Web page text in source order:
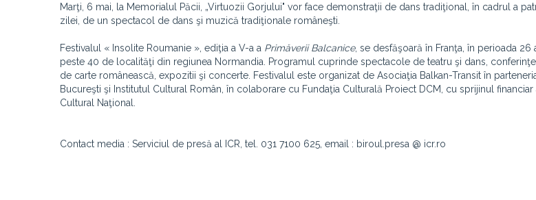
Marţi, 6 mai, la Memorialul Păcii, „Virtuozii Gorjului" vor face demonstraţii de dans tradiţional, în cadrul a
zilei, de un spectacol de dans şi muzică tradiţionale româneşti.
Festivalul « Insolite Roumanie », ediţia a V-a a Primăverii Balcanice, se desfăşoară în Franţa, în perioada 26
peste 40 de localităţi din regiunea Normandia. Programul cuprinde spectacole de teatru şi dans,
de carte românească, expozitii şi concerte. Festivalul este organizat de Asociaţia Balkan-Transit în
Bucureşti şi Institutul Cultural Român, în colaborare cu Fundaţia Culturală Proiect DCM, cu sprijinul
Cultural Naţional.
Contact media : Serviciul de presă al ICR, tel. 031 7100 625, email : biroul.presa @ icr.ro